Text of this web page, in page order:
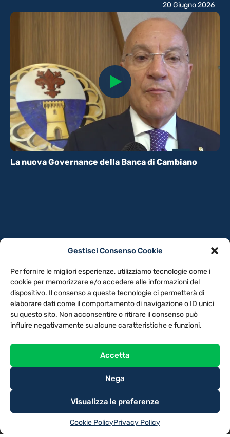
Gestisci Consenso Cookie
Per fornire le migliori esperienze, utilizziamo tecnologie come i
cookie per memorizzare e/o accedere alle informazioni del
dispositivo. Il consenso a queste tecnologie ci permetterà di
elaborare dati come il comportamento di navigazione o ID unici
su questo sito. Non acconsentire o ritirare il consenso può
influire negativamente su alcune caratteristiche e funzioni.
Accetta
Nega
Visualizza le preferenze
Cookie PolicyPrivacy Policy
La nuova Governance della Banca di Cambiano
20 Giugno 2026
NOTE LEGALI
CONTATTACI PREFERENZE
TV LIBERA S.P.A.
Via Monteleonese 95/21 – 51100 Pistoia (PT)
Tel. 0573.9136 / Fax 0573.913615